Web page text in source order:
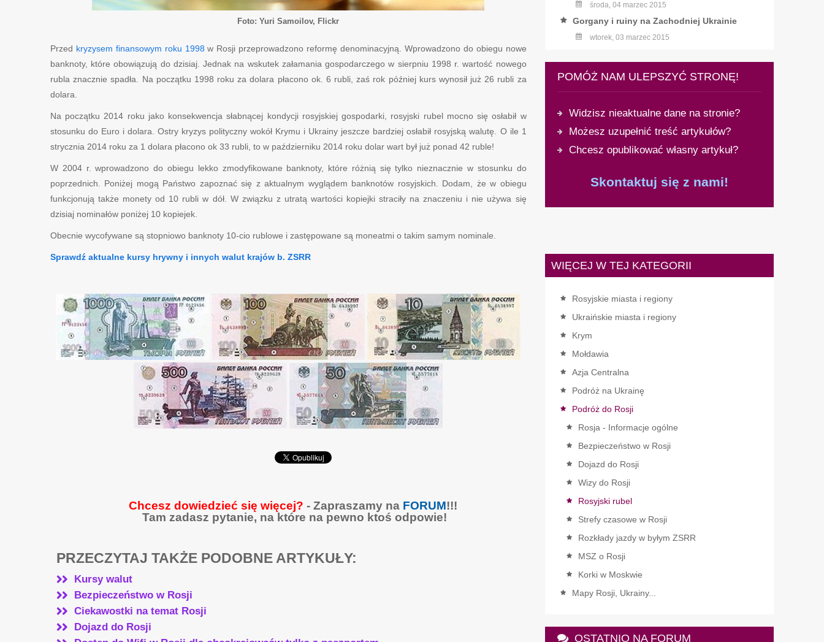
Foto: Yuri Samoilov, Flickr
Przed kryzysem finansowym roku 1998 w Rosji przeprowadzono reformę denominacyjną. Wprowadzono do obiegu nowe
banknoty, które obowiązują do dzisiaj. Jednak na wskutek załamania gospodarczego w sierpniu 1998 r. wartość nowego
rubla znacznie spadła. Na początku 1998 roku za dolara płacono ok. 6 rubli, zaś rok później kurs wynosił już 26 rubli za
dolara.
Na początku 2014 roku jako konsekwencja słabnącej kondycji rosyjskiej gospodarki, rosyjski rubel mocno się osłabił w
stosunku do Euro i dolara. Ostry kryzys polityczny wokół Krymu i Ukrainy jeszcze bardziej osłabił rosyjską walutę. O ile 1
strycznia 2014 roku za 1 dolara płacono ok 33 rubli, to w październiku 2014 roku dolar wart był już ponad 42 ruble!
W 2004 r. wprowadzono do obiegu lekko zmodyfikowane banknoty, które różnią się tylko nieznacznie w stosunku do
poprzednich. Poniżej mogą Państwo zapoznać się z aktualnym wyglądem banknotów rosyjskich. Dodam, że w obiegu
funkcjonują także monety od 10 rubli w dół. W związku z utratą wartości kopiejki straciły na znaczeniu i nie używa się
dzisiaj nominałów poniżej 10 kopiejek.
Obecnie wycofywane są stopniowo banknoty 10-cio rublowe i zastępowane są moneatmi o takim samym nominale.
Sprawdź aktualne kursy hrywny i innych walut krajów b. ZSRR
Chcesz dowiedzieć się więcej? - Zapraszamy na FORUM!!!
Tam zadasz pytanie, na które na pewno ktoś odpowie!
PRZECZYTAJ TAKŻE PODOBNE ARTYKUŁY:
Kursy walut
Bezpieczeństwo w Rosji
Ciekawostki na temat Rosji
Dojazd do Rosji
środa, 04 marzec 2015
Gorgany i ruiny na Zachodniej Ukrainie
wtorek, 03 marzec 2015
POMÓŻ NAM ULEPSZYĆ STRONĘ!
Widzisz nieaktualne dane na stronie?
Możesz uzupełnić treść artykułów?
Chcesz opublikować własny artykuł?
Skontaktuj się z nami!
WIĘCEJ W TEJ KATEGORII
Rosyjskie miasta i regiony
Ukraińskie miasta i regiony
Krym
Mołdawia
Azja Centralna
Podróż na Ukrainę
Podróż do Rosji
Rosja - Informacje ogólne
Bezpieczeństwo w Rosji
Dojazd do Rosji
Wizy do Rosji
Rosyjski rubel
Strefy czasowe w Rosji
Rozkłady jazdy w byłym ZSRR
MSZ o Rosji
Korki w Moskwie
Mapy Rosji, Ukrainy...
OSTATNIO NA FORUM